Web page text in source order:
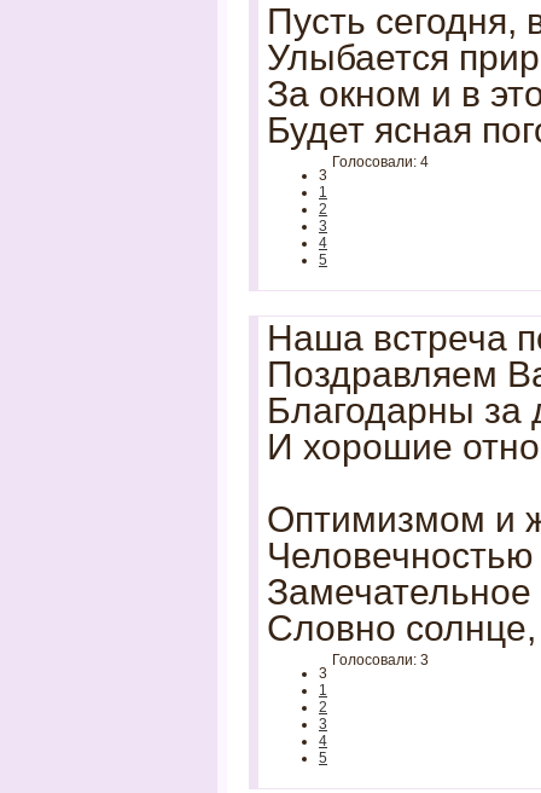
Пусть сегодня,
Улыбается
За окном и в
Будет ясная
3
1
2
3
4
5
Голосовали: 4
Наша встреча
Поздравляем
Благодарны за
И хорошие
Оптимизмом и
Словно солнце,
3
1
2
3
4
5
Голосовали: 3